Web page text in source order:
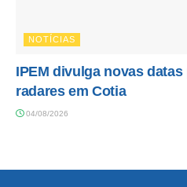
NOTÍCIAS
IPEM divulga novas
radares em Cotia
04/08/2026